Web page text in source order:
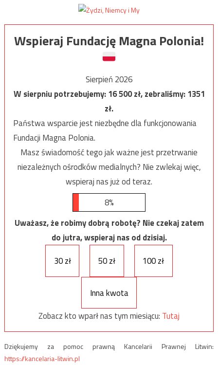
Wspieraj Fundację Magna Polonia!
Sierpień 2026
W sierpniu potrzebujemy:16 500zł, zebraliśmy:1351
zł.
Państwa wsparcie jest niezbędne dla funkcjonowania
Fundacji Magna Polonia.
Masz świadomość tego jak ważne jest przetrwanie
niezależnych ośrodków medialnych? Nie zwlekaj więc,
wspieraj nas już od teraz.
8%
Uważasz, że robimy dobrą robotę? Nie czekaj zatem
do jutra, wspieraj nas od dzisiaj.
30 zł
50 zł 100 zł
Inna kwota
Zobacz kto wparł nas tym miesiącu: Tutaj
Dziękujemy za pomoc prawną Kancelarii Prawnej Litwin:
https://kancelaria-litwin.pl